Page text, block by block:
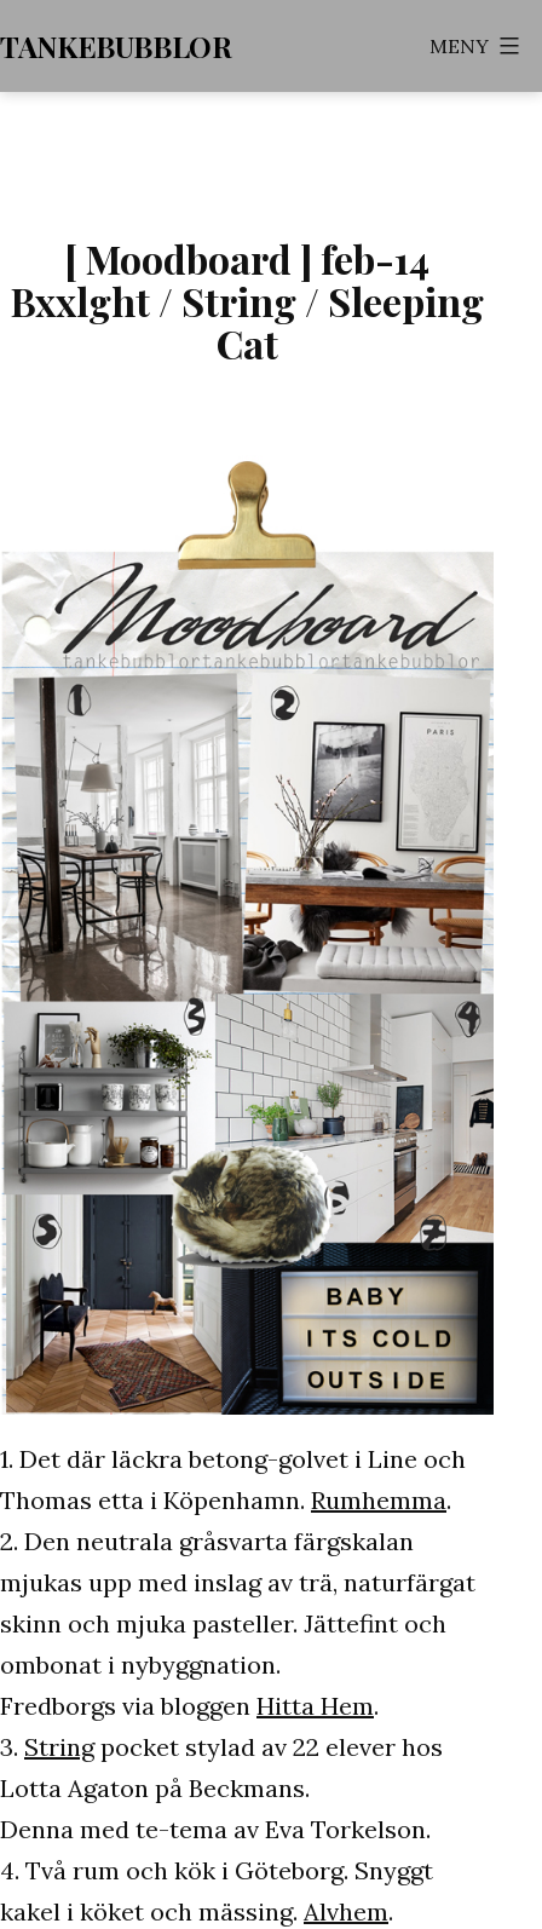
till
innehåll
TANKEBUBBLOR MENY
[ Moodboard ] feb-14
Bxxlght / String / Sleeping
Cat
1. Det där läckra betong-golvet i Line och
Thomas etta i Köpenhamn. Rumhemma.
2. Den neutrala gråsvarta färgskalan
mjukas upp med inslag av trä, naturfärgat
skinn och mjuka pasteller. Jättefint och
ombonat i nybyggnation.
Fredborgs via bloggen Hitta Hem.
3. Stringpocket stylad av 22 elever hos
Lotta Agaton på Beckmans.
Denna med te-tema av Eva Torkelson.
4. Två rum och kök i Göteborg. Snyggt
kakel i köket och mässing. Alvhem.